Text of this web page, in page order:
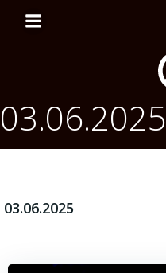
03.06.2025
03.06.2025